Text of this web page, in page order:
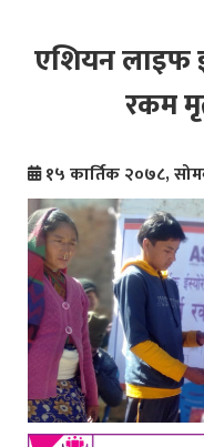
एशियन लाइफ
रकम
१५ कार्तिक २०७८,